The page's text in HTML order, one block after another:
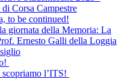
Corsa Campestre
to be continued!
giornata della Memoria: La
Ernesto Galli della Loggia
l’ITS!